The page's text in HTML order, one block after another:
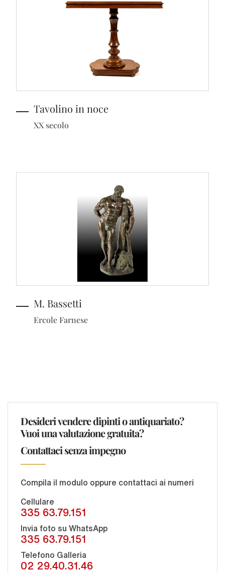
Tavolino in noce
XX secolo
M. Bassetti
Ercole Farnese
Desideri vendere dipinti o antiquariato?
Vuoi una valutazione gratuita?
Contattaci senza impegno
Compila il modulo oppure contattaci ai numeri
Cellulare
335 63.79.151
Invia foto su WhatsApp
335 63.79.151
Telefono Galleria
02 29.40.31.46